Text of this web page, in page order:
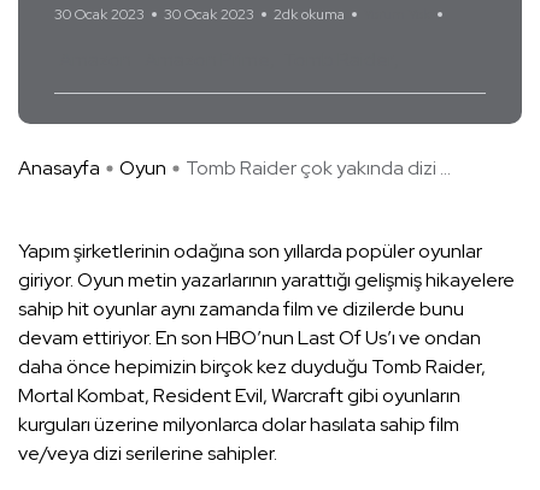
30 Ocak 2023 30 Ocak 2023 2dk okuma
Anasayfa Oyun Tomb Raider çok yakında dizi ...
Yapım şirketlerinin odağına son yıllarda popüler oyunlar
giriyor. Oyun metin yazarlarının yarattığı gelişmiş hikayelere
sahip hit oyunlar aynı zamanda film ve dizilerde bunu
devam ettiriyor. En son HBO’nun Last Of Us’ı ve ondan
daha önce hepimizin birçok kez duyduğu Tomb Raider,
Mortal Kombat, Resident Evil, Warcraft gibi oyunların
kurguları üzerine milyonlarca dolar hasılata sahip film
ve/veya dizi serilerine sahipler.